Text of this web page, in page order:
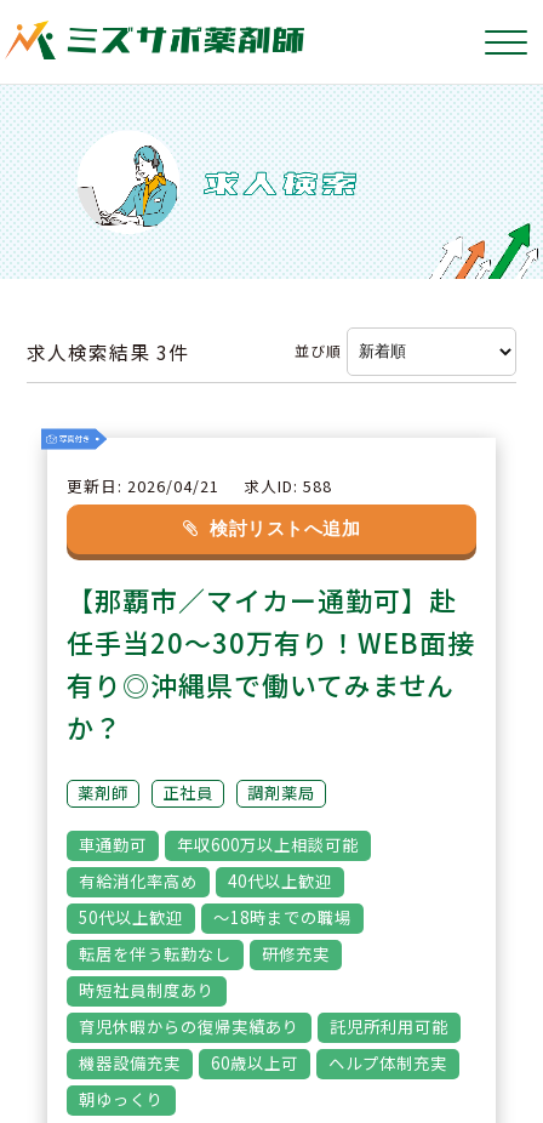
求人検索結果3件 並び順
更新日: 2026/04/21 求人ID: 588
検討リストへ追加
【那覇市／マイカー通勤可】赴
任手当20～30万有り！WEB面接
有り◎沖縄県で働いてみません
か？
薬剤師 正社員 調剤薬局
車通勤可
年収600万以上相談可能
有給消化率高め
40代以上歓迎
50代以上歓迎
～18時までの職場
転居を伴う転勤なし
研修充実
時短社員制度あり
育児休暇からの復帰実績あり
託児所利用可能
機器設備充実
60歳以上可
ヘルプ体制充実
朝ゆっくり